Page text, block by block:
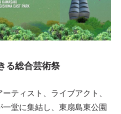
る総合芸術祭
ティスト、ライブアクト、
堂に集結し、東扇島東公園